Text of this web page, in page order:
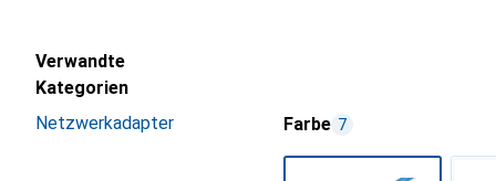
Verwandte
Kategorien
Netzwerkadapter
Farbe 7